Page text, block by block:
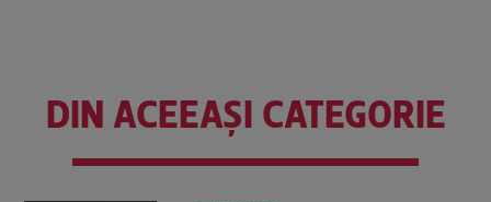
DIN ACEEAȘI CATEGORIE